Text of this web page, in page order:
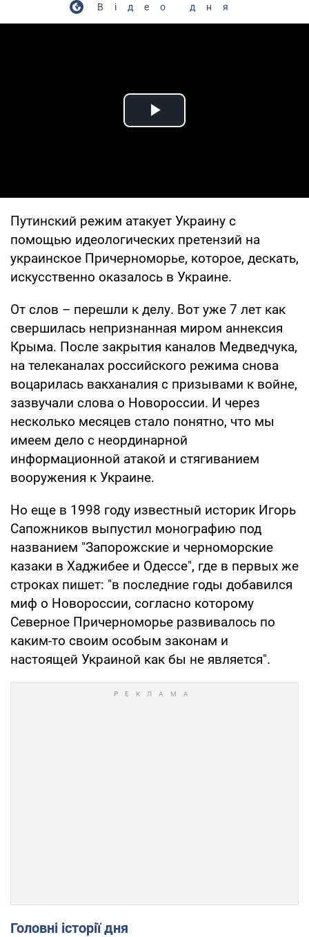
Відео дня
Play Video
Путинский режим атакует Украину с
помощью идеологических претензий на
украинское Причерноморье, которое, дескать,
искусственно оказалось в Украине.
От слов – перешли к делу. Вот уже 7 лет как
свершилась непризнанная миром аннексия
Крыма. После закрытия каналов Медведчука,
на телеканалах российского режима снова
воцарилась вакханалия с призывами к войне,
зазвучали слова о Новороссии. И через
несколько месяцев стало понятно, что мы
имеем дело с неординарной
информационной атакой и стягиванием
вооружения к Украине.
Но еще в 1998 году известный историк Игорь
Сапожников выпустил монографию под
названием "Запорожские и черноморские
казаки в Хаджибее и Одессе", где в первых же
строках пишет: "в последние годы добавился
миф о Новороссии, согласно которому
Северное Причерноморье развивалось по
каким-то своим особым законам и
настоящей Украиной как бы не является".
Головні історії дня